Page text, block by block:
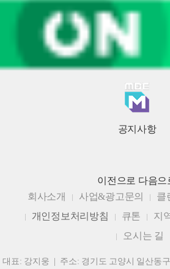
공지사항
이전으로 다음으
회사소개
사업&광고문의 클
개인정보처리방침
큐톤 지
오시는 길
대표: 강지웅 | 주소: 경기도 고양시 일산동